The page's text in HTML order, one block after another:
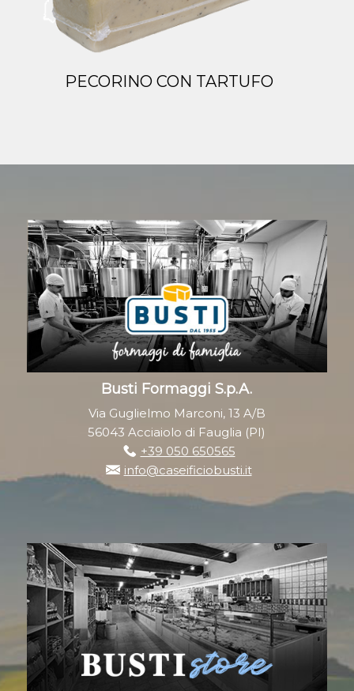
PECORINO CON TARTUFO
Busti Formaggi S.p.A.
Via Guglielmo Marconi, 13 A/B
56043 Acciaiolo di Fauglia (PI)
+39 050 650565
info@caseificiobusti.it